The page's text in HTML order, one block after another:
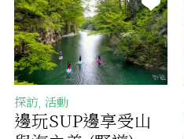
探訪, 活動
邊玩SUP邊享受山